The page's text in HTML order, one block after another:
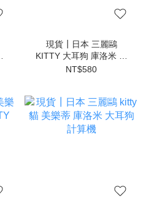
現貨┃日本 三麗鷗
KITTY 大耳狗 庫洛米 美
樂蒂 歐拉夫 布丁狗 帕恰
NT$580